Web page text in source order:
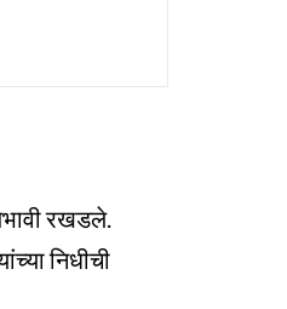
रखडले.
निधीची